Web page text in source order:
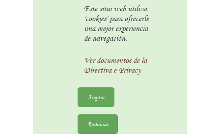
Este sitio web utiliza
'cookies' para ofrecerle
una mejor experiencia
de navegación.
Ver documentos de la
Directiva e-Privacy
Aceptar
Rechazar